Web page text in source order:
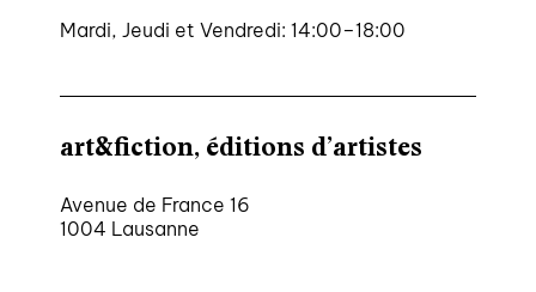
Mardi, Jeudi et Vendredi: 14:00–18:00
art&fiction, éditions d’artistes
Avenue de France 16
1004 Lausanne